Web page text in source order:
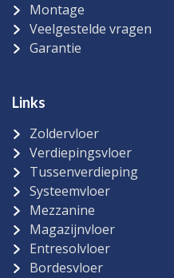
Montage
Veelgestelde vragen
Garantie
Links
Zoldervloer
Verdiepingsvloer
Tussenverdieping
Systeemvloer
Mezzanine
Magazijnvloer
Entresolvloer
Bordesvloer